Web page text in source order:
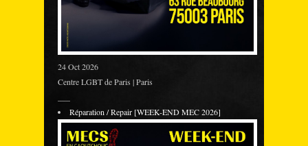
24 Oct 2026
Centre LGBT de Paris | Paris
Réparation / Repair [WEEK-END MEC 2026]